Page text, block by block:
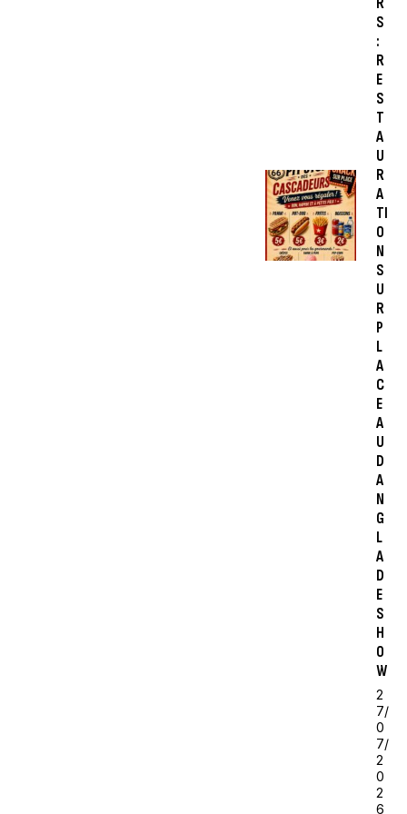
S
:
R
E
S
T
A
U
R
A
TI
O
N
S
U
R
P
L
A
C
E
A
U
D
A
N
G
L
A
D
E
S
H
O
W
2
7/
0
7/
2
0
2
6